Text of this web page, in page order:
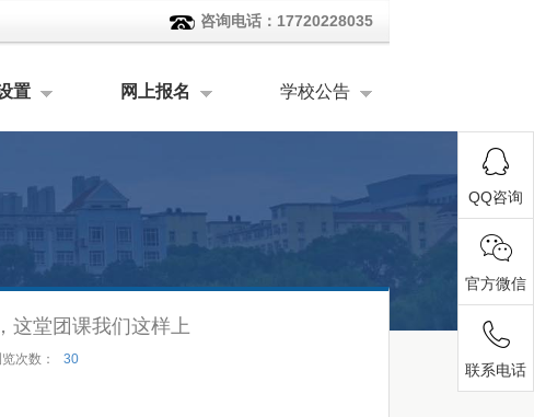
咨询电话：17720228035
置 网上报名 学校公告
这堂团课我们这样上
次数： 30
QQ咨询
官方微信
联系电话